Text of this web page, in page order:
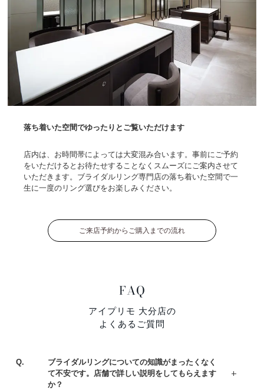
落ち着いた空間でゆったりとご覧いただけます
店内は、お時間帯によっては大変混み合います。事前にご予約
をいただけるとお待たせすることなくスムーズにご案内させて
いただきます。ブライダルリング専門店の落ち着いた空間で一
生に一度のリング選びをお楽しみください。
ご来店予約からご購入までの流れ
FAQ
アイプリモ 大分店の
よくあるご質問
Q.
ブライダルリングについての知識がまったくなく
て不安です。店舗で詳しい説明をしてもらえます
か？